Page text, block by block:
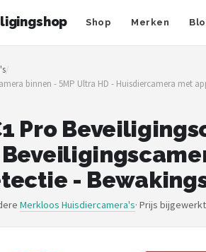
Shop Merken
/
binnen - 5MP Ultra HD - Huisdiercamera met
Pro
-
Merkloos Huisdiercamera's· Prijs